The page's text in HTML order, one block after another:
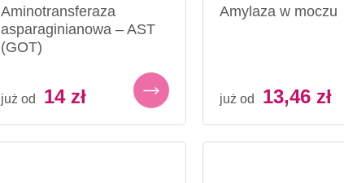
Aminotransferaza
asparaginianowa – AST
(GOT)
już od 14 zł
Amylaza w moczu
już od 13,46 zł